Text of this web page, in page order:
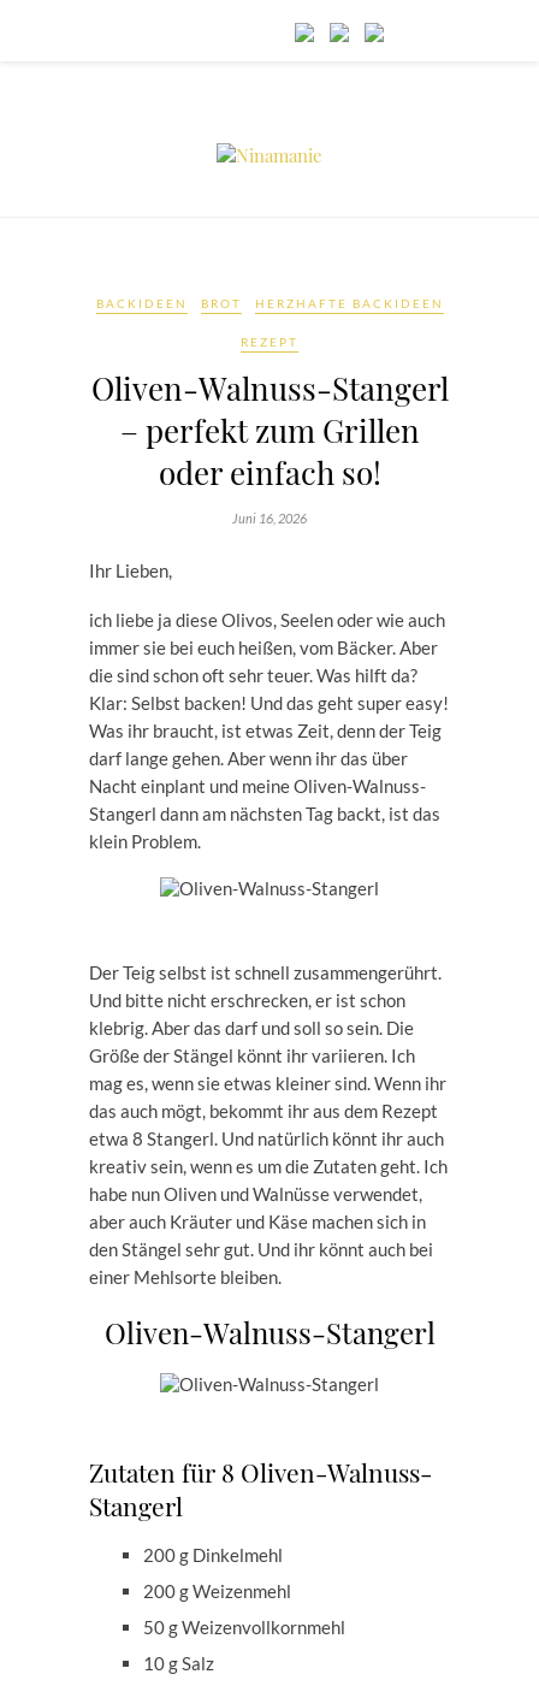
BACKIDEEN BROT HERZHAFTE BACKIDEEN
REZEPT
Oliven-Walnuss-Stangerl
– perfekt zum Grillen
oder einfach so!
Juni 16, 2026
Ihr Lieben,
ich liebe ja diese Olivos, Seelen oder wie auch
immer sie bei euch heißen, vom Bäcker. Aber
die sind schon oft sehr teuer. Was hilft da?
Klar: Selbst backen! Und das geht super easy!
Was ihr braucht, ist etwas Zeit, denn der Teig
darf lange gehen. Aber wenn ihr das über
Nacht einplant und meine Oliven-Walnuss-
Stangerl dann am nächsten Tag backt, ist das
klein Problem.
Der Teig selbst ist schnell zusammengerührt.
Und bitte nicht erschrecken, er ist schon
klebrig. Aber das darf und soll so sein. Die
Größe der Stängel könnt ihr variieren. Ich
mag es, wenn sie etwas kleiner sind. Wenn ihr
das auch mögt, bekommt ihr aus dem Rezept
etwa 8 Stangerl. Und natürlich könnt ihr auch
kreativ sein, wenn es um die Zutaten geht. Ich
habe nun Oliven und Walnüsse verwendet,
aber auch Kräuter und Käse machen sich in
den Stängel sehr gut. Und ihr könnt auch bei
einer Mehlsorte bleiben.
Oliven-Walnuss-Stangerl
Zutaten für 8 Oliven-Walnuss-
Stangerl
200 g Dinkelmehl
200 g Weizenmehl
50 g Weizenvollkornmehl
10 g Salz